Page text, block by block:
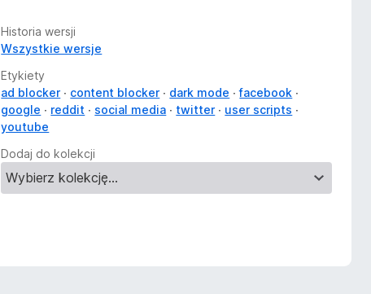
Historia wersji
Wszystkie wersje
Etykiety
ad blocker
content blocker dark mode
facebook
google
reddit social media twitter
user scripts
youtube
Dodaj do kolekcji